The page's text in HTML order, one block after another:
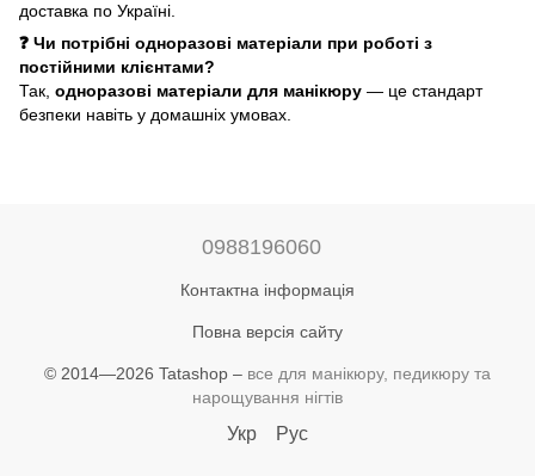
доставка по Україні.
❓ Чи потрібні одноразові матеріали при роботі з
постійними клієнтами?
Так, одноразові матеріали для манікюру — це стандарт
безпеки навіть у домашніх умовах.
0988196060
Контактна інформація
Повна версія сайту
© 2014—2026 Tatashop – все для манікюру, педикюру та
нарощування нігтів
Укр Рус